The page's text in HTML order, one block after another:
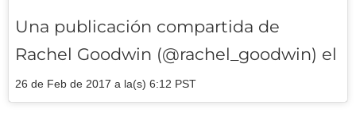
Una publicación compartida de
Rachel Goodwin (@rachel_goodwin) el
26 de Feb de 2017 a la(s) 6:12 PST